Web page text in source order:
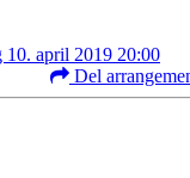
10. april 2019 20:00
Del